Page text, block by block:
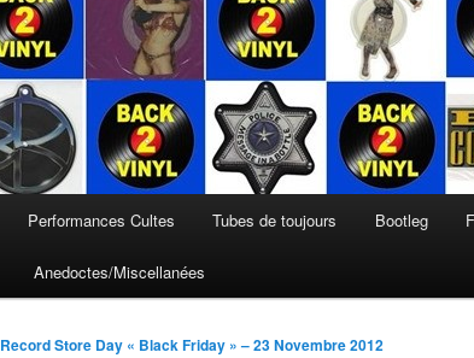
Performances Cultes Tubes de toujours Bootleg
Anedoctes/Miscellanées
Record Store Day « Black Friday » – 23 Novembre 2012